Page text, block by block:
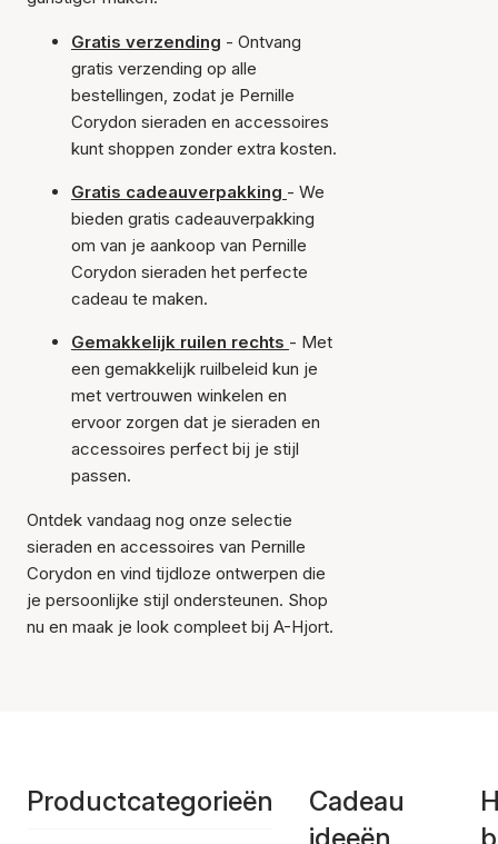
Gratis verzending - Ontvang
gratis verzending op alle
bestellingen, zodat je Pernille
Corydon sieraden en accessoires
kunt shoppen zonder extra kosten.
Gratis cadeauverpakking - We
bieden gratis cadeauverpakking
om van je aankoop van Pernille
Corydon sieraden het perfecte
cadeau te maken.
Gemakkelijk ruilen rechts - Met
een gemakkelijk ruilbeleid kun je
met vertrouwen winkelen en
ervoor zorgen dat je sieraden en
accessoires perfect bij je stijl
passen.
Ontdek vandaag nog onze selectie
sieraden en accessoires van Pernille
Corydon en vind tijdloze ontwerpen die
je persoonlijke stijl ondersteunen. Shop
nu en maak je look compleet bij A-Hjort.
Productcategorieën
Cadeau